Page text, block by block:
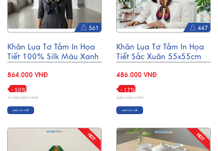
561
Khăn Lụa Tơ Tằm In Họa
Tiết 100% Silk Màu Xanh
KLBL01-1
864.000 VNĐ
- 50%
1.728.000 VNĐ
Xem chi tiết
447
Khăn Lụa Tơ Tằm In Họa
Tiết Sắc Xuân 55x55cm
486.000 VNĐ
- 17%
583.200 VNĐ
Xem chi tiết